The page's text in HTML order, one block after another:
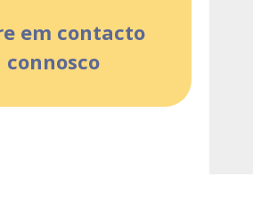
em contacto
connosco